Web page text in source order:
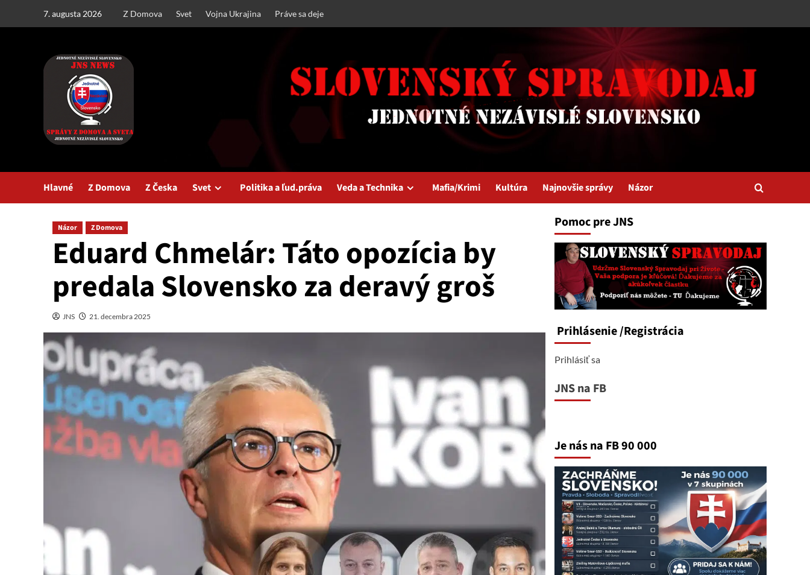
7. augusta 2026 Z Domova Svet Vojna Ukrajina Práve sa deje
Hlavné Z Domova Z Česka Svet Politika a ľud.práva Veda a Technika Mafia/Krimi Kultúra Najnovšie správy Názor
Názor Z Domova
Eduard Chmelár: Táto opozícia by
predala Slovensko za deravý groš
JNS 21. decembra 2025
Pomoc pre JNS
Prihlásenie/Registrácia
Prihlásiť sa
JNS na FB
Je nás na FB 90 000